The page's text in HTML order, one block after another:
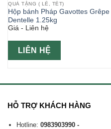
QUÀ TẶNG ( LỄ, TẾT)
Hộp bánh Pháp Gavottes Grêpe
Dentelle 1.25kg
Giá - Liên hệ
LIÊN HỆ
HỖ TRỢ KHÁCH HÀNG
Hotline: 0983903990 -